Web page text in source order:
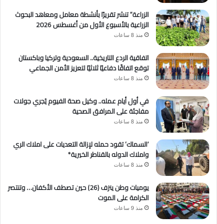
الزراعة” تنشر تقريرًا بأنشطة معامل ومعاهد البحوث
الزراعية بالأسبوع الأول من أغسطس 2026
منذ 8 ساعات
اتفاقية الردع التاريخية.. السعودية وتركيا وباكستان
توقع اتفاقًا دفاعيًا ثلاثيًا لتعزيز الأمن الجماعي
منذ 8 ساعات
في أول أيام عمله.. وكيل صحة الفيوم يُجري جولات
مفاجئة على المرافق الصحية
منذ 8 ساعات
‘السماك’ تقود حمله لإزالة التعديات على املاك الري
واملاك الدوله بالقناطر الخيرية*
منذ 8 ساعات
يوميات وطن ينزف (26) حين تصطف الأكفان… وتنتصر
الكرامة على الموت
منذ 9 ساعات